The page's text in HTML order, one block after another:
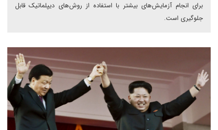
برای انجام آزمایش‌های بیشتر با استفاده از روش‌های دیپلماتیک قابل
جلوگیری است.